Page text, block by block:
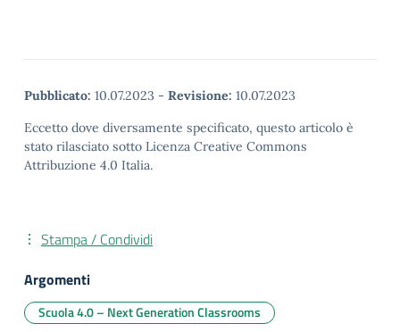
Pubblicato: 10.07.2023 - Revisione: 10.07.2023
Eccetto dove diversamente specificato, questo articolo è
stato rilasciato sotto Licenza Creative Commons
Attribuzione 4.0 Italia.
Stampa / Condividi
Argomenti
Scuola 4.0 – Next Generation Classrooms